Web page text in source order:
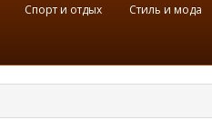
Спорт и отдых Стиль и мода